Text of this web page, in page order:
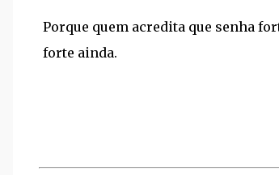
Porque quem acredita que senha
forte ainda.